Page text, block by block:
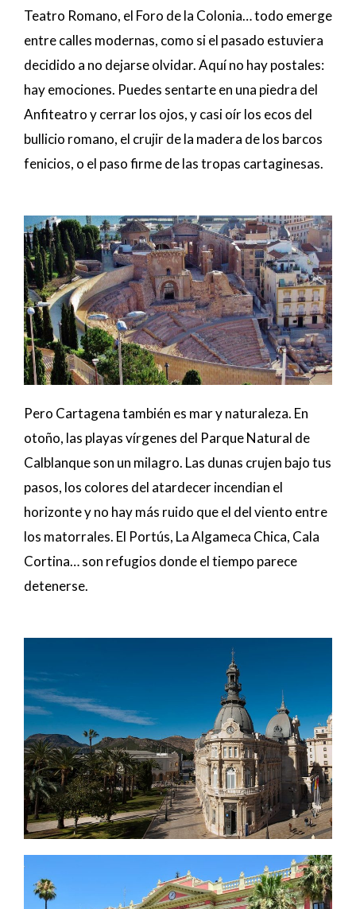
Teatro Romano, el Foro de la Colonia… todo emerge
entre calles modernas, como si el pasado estuviera
decidido a no dejarse olvidar. Aquí no hay postales:
hay emociones. Puedes sentarte en una piedra del
Anfiteatro y cerrar los ojos, y casi oír los ecos del
bullicio romano, el crujir de la madera de los barcos
fenicios, o el paso firme de las tropas cartaginesas.
Pero Cartagena también es mar y naturaleza. En
otoño, las playas vírgenes del Parque Natural de
Calblanque son un milagro. Las dunas crujen bajo tus
pasos, los colores del atardecer incendian el
horizonte y no hay más ruido que el del viento entre
los matorrales. El Portús, La Algameca Chica, Cala
Cortina… son refugios donde el tiempo parece
detenerse.